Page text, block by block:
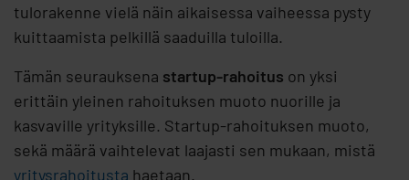
tulorakenne vielä näin aikaisessa vaiheessa pysty
kuittaamista pelkillä saaduilla tuloilla.
Tämän seurauksena startup-rahoitus on yksi
erittäin yleinen rahoituksen muoto nuorille ja
kasvaville yrityksille. Startup-rahoituksen muoto,
sekä määrä vaihtelevat laajasti sen mukaan, mistä
yritysrahoitusta haetaan.